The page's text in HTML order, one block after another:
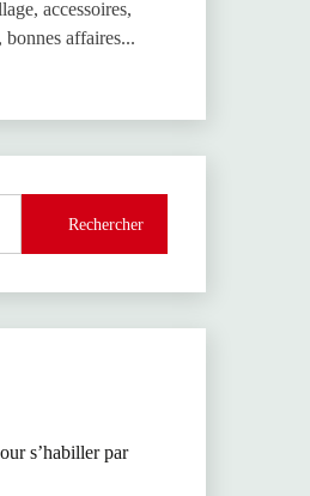
accessoires,
bonnes affaires...
Rechercher
s’habiller par